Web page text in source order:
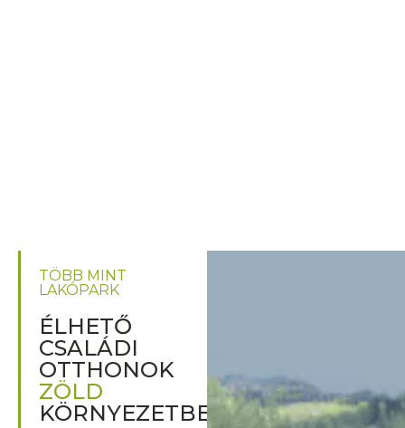
TÖBB MINT
LAKÓPARK
ÉLHETŐ
CSALÁDI
OTTHONOK
ZÖLD
KÖRNYEZETBEN